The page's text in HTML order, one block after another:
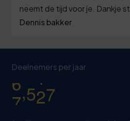
neemt de tijd voor je. Dankje
Dennis bakker
Deelnemers per jaar
5
7
8
9,
8
4
7
0
8
9
0
0
9
0
5
0
0
1
2
3
4
5
0
1
2
3
6
1
7
2
7
2